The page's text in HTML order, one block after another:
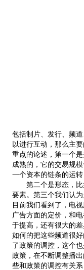
包括制片、发行、频
以进行互动，那么主
重点的论述，第一个
成熟的，它的交易规
一个资本的链条的运
第二个是形态，比
要素。第三个我们认
目前我们看到了，电
广告方面的定价，和
于提高，还有很大的
如何的把这些频道很
了政策的调控，这个
政策，在不断调整播
些和政策的调控有关